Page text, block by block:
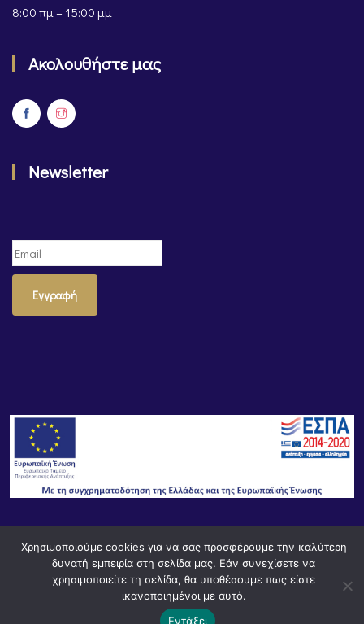
8:00 πμ – 15:00 μμ
Ακολουθήστε μας
Newsletter
Εγγραφή
© Powered byKnowledge AE
Χρησιμοποιούμε cookies για να σας προσφέρουμε την καλύτερη
δυνατή εμπειρία στη σελίδα μας. Εάν συνεχίσετε να
χρησιμοποιείτε τη σελίδα, θα υποθέσουμε πως είστε
ικανοποιημένοι με αυτό.
Εντάξει